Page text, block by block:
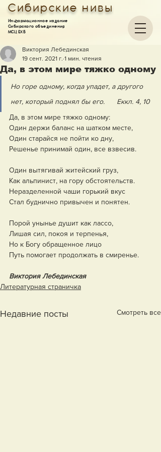
Информационное издание
Сибирского объединения
МСЦ ЕХБ
Сибирские нивы
Да, в этом мире тяжко одному
Виктория Лебединская
19 сент. 2021 г. 1 мин. чтения
Но горе одному, когда упадет, а другого
нет, который поднял бы его.      Еккл. 4, 10
Да, в этом мире тяжко одному:
Один держи баланс на шатком месте,
Один старайся не пойти ко дну,
Решенье принимай один, все взвесив.
Один вытягивай житейский груз,
Как альпинист, на гору обстоятельств.
Неразделенной чаши горький вкус
Стал буднично привычен и понятен.
Порой унынье душит как лассо,
Лишая сил, покоя и терпенья,
Но к Богу обращенное лицо
Путь помогает продолжать в смиренье.
Виктория Лебединская
Литературная страничка
Недавние посты Смотреть все